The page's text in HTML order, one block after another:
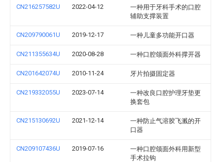
CN216257582U 2022-04-12
一种用于牙科手术的口腔
辅助支撑装置
CN209790061U 2019-12-17 一种儿童多功能开口器
CN211355634U 2020-08-28 一种口腔颌面外科撑开器
CN201642074U 2010-11-24 牙片拍摄固定器
CN219332055U 2023-07-14
一种改良口腔护理牙垫更
换套包
CN215130692U 2021-12-14
一种防止气溶胶飞溅的开
口器
CN209107436U 2019-07-16
一种口腔颌面外科用新型
手术拉钩